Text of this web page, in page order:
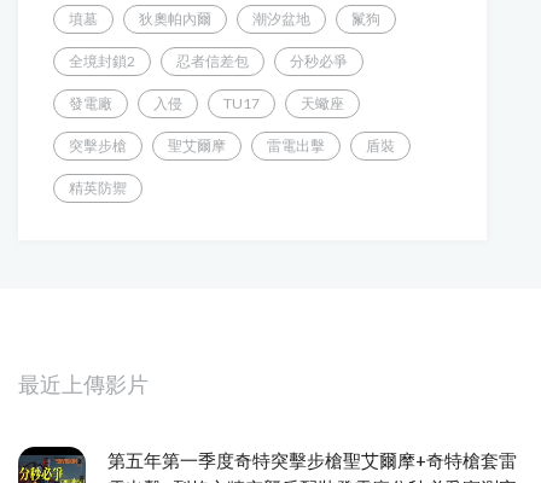
墳墓 狄奧帕內爾 潮汐盆地 鬣狗
全境封鎖2 忍者信差包 分秒必爭
發電廠 入侵 TU17 天蠍座
突擊步槍 聖艾爾摩 雷電出擊 盾裝
精英防禦
最近上傳影片
第五年第一季度奇特突擊步槍聖艾爾摩+奇特槍套雷